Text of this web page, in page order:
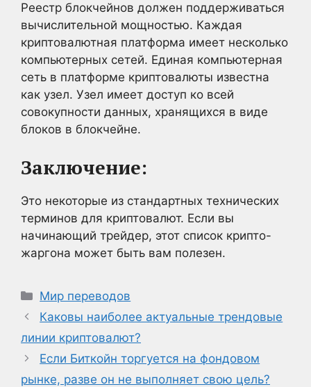
Реестр блокчейнов должен поддерживаться
вычислительной мощностью. Каждая
криптовалютная платформа имеет несколько
компьютерных сетей. Единая компьютерная
сеть в платформе криптовалюты известна
как узел. Узел имеет доступ ко всей
совокупности данных, хранящихся в виде
блоков в блокчейне.
Заключение:
Это некоторые из стандартных технических
терминов для криптовалют. Если вы
начинающий трейдер, этот список крипто-
жаргона может быть вам полезен.
Рубрики
Мир переводов
Каковы наиболее актуальные трендовые
линии криптовалют?
Если Биткойн торгуется на фондовом
рынке, разве он не выполняет свою цель?